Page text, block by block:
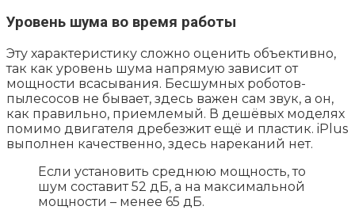
Уровень шума во время работы
Эту характеристику сложно оценить объективно,
так как уровень шума напрямую зависит от
мощности всасывания. Бесшумных роботов-
пылесосов не бывает, здесь важен сам звук, а он,
как правильно, приемлемый. В дешёвых моделях
помимо двигателя дребезжит ещё и пластик. iPlus
выполнен качественно, здесь нареканий нет.
Если установить среднюю мощность, то
шум составит 52 дБ, а на максимальной
мощности – менее 65 дБ.